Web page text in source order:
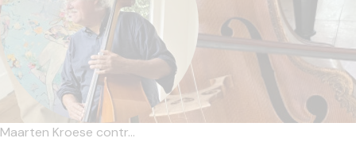
Maarten Kroese contr...